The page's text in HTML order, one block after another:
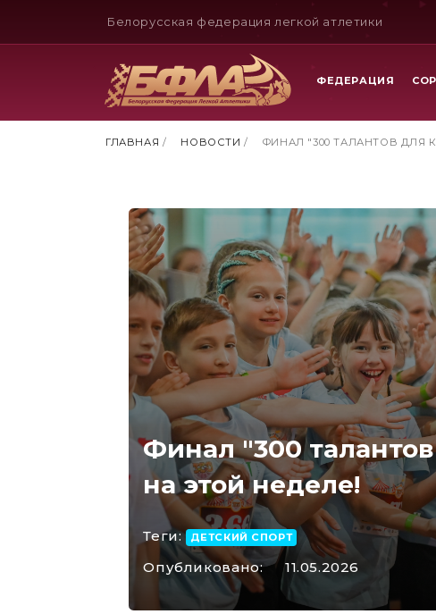
Белорусская федерация легкой атлетики
ФЕДЕРАЦИЯ
ГЛАВНАЯ / НОВОСТИ / ФИНАЛ "300 ТАЛАНТОВ ДЛЯ
Финал "300
на этой неделе!
Теги: ДЕТСКИЙ СПОРТ
Опубликовано: 11.05.2026